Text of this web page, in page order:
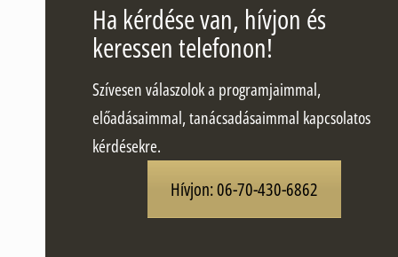
Ha kérdése van, hívjon és
keressen telefonon!
Szívesen válaszolok a programjaimmal,
előadásaimmal, tanácsadásaimmal kapcsolatos
kérdésekre.
Hívjon: 06-70-430-6862